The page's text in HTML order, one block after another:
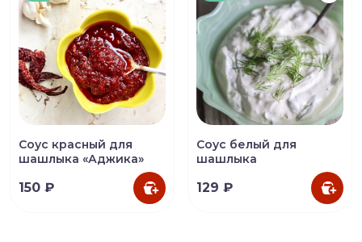
Соус красный для
шашлыка «Аджика»
150 ₽
Соус белый для
шашлыка
129 ₽